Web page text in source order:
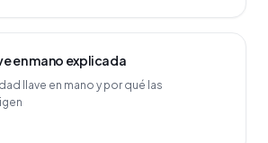
en mano explicada
llave en mano y por qué las